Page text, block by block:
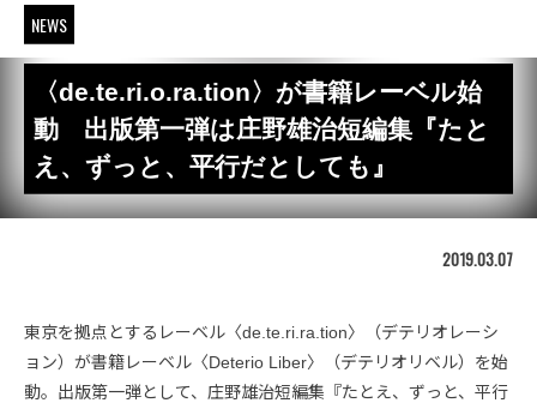
NEWS
〈de.te.ri.o.ra.tion〉が書籍レーベル始
動 出版第一弾は庄野雄治短編集『たと
え、ずっと、平行だとしても』
2019.03.07
東京を拠点とするレーベル〈de.te.ri.ra.tion〉（デテリオレーシ
ョン）が書籍レーベル〈Deterio Liber〉（デテリオリベル）を始
動。出版第一弾として、庄野雄治短編集『たとえ、ずっと、平行